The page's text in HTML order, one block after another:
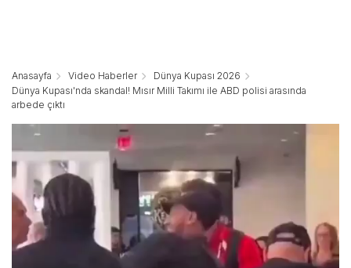
Anasayfa Video Haberler
Dünya Kupası 2026
Dünya Kupası'nda skandal! Mısır Milli Takımı ile ABD polisi arasında
arbede çıktı